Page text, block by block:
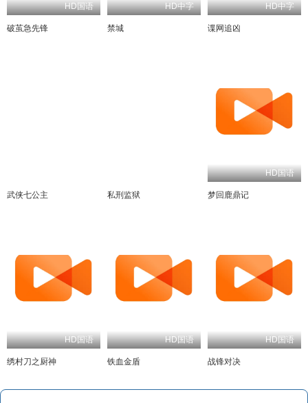
HD国语
破茧急先锋
HD中字
禁城
HD中字
谍网追凶
武侠七公主 私刑监狱
HD国语
梦回鹿鼎记
HD国语
绣村刀之厨神
HD国语
铁血金盾
HD国语
战锋对决